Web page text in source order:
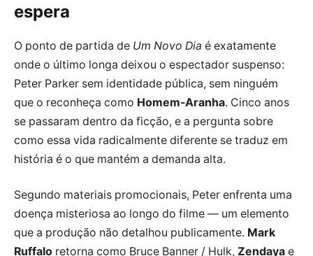
espera
O ponto de partida de Um Novo Dia é exatamente
onde o último longa deixou o espectador suspenso:
Peter Parker sem identidade pública, sem ninguém
que o reconheça como Homem-Aranha. Cinco anos
se passaram dentro da ficção, e a pergunta sobre
como essa vida radicalmente diferente se traduz em
história é o que mantém a demanda alta.
Segundo materiais promocionais, Peter enfrenta uma
doença misteriosa ao longo do filme — um elemento
que a produção não detalhou publicamente. Mark
Ruffalo retorna como Bruce Banner / Hulk, Zendaya e